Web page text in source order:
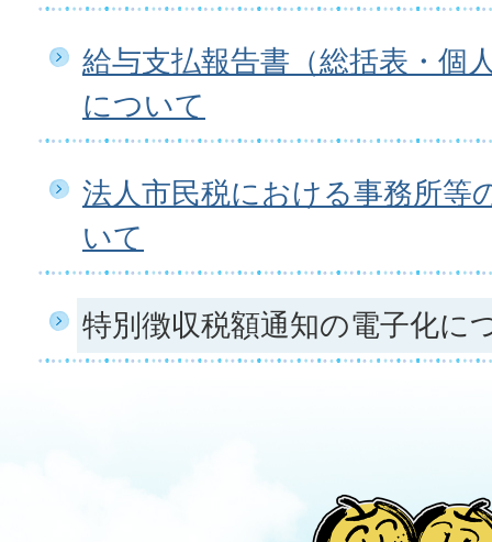
給与支払報告書（総括表・個
について
法人市民税における事務所等
いて
特別徴収税額通知の電子化に